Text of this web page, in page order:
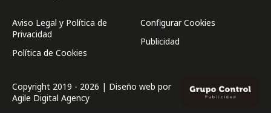
Aviso Legal y Política de
Privacidad
Política de Cookies
Configurar Cookies
Publicidad
Copyright 2019 - 2026 | Diseño web por
Agile Digital Agency